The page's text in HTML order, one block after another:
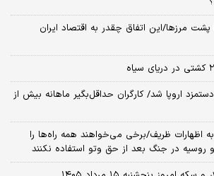
مرزها/این اتفاق چقدر به اقتصاد ایران
اروپا شد/ کارگران حداقل‌بگیر ماهانه بیش از
اظهارات ظریف/برخی می‌خواهند همه راه‌ها را
روسیه در جنگ بعد از حق وتو استفاده نکنند